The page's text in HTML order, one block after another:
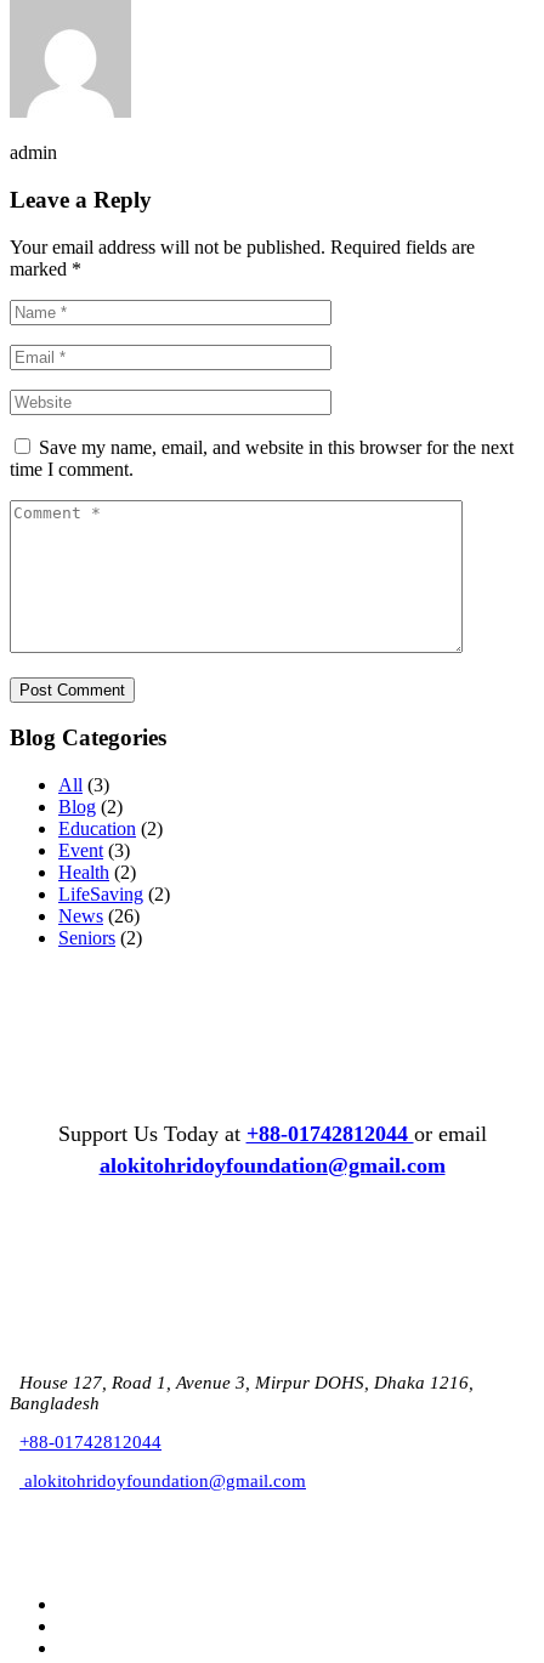
admin
Leave a Reply
Your email address will not be published. Required fields are
marked *
Save my name, email, and website in this browser for the next
time I comment.
Blog Categories
All (3)
Blog (2)
Education (2)
Event (3)
Health (2)
LifeSaving (2)
News (26)
Seniors (2)
Support Us Today at +88-01742812044 or email
alokitohridoyfoundation@gmail.com
House 127, Road 1, Avenue 3, Mirpur DOHS, Dhaka 1216,
Bangladesh
+88-01742812044
alokitohridoyfoundation@gmail.com